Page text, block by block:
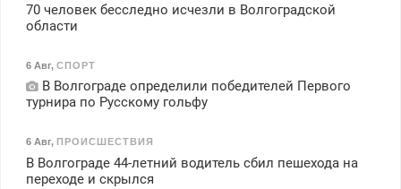
70 человек бесследно исчезли в Волгоградской
области
6 Авг, СПОРТ
В Волгограде определили победителей Первого
турнира по Русскому гольфу
6 Авг, ПРОИСШЕСТВИЯ
В Волгограде 44-летний водитель сбил пешехода на
переходе и скрылся